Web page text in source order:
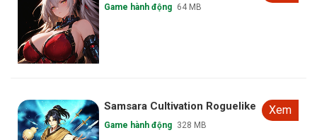
Game hành động 64 MB
Samsara Cultivation Roguelike
Game hành động 328 MB
Xem